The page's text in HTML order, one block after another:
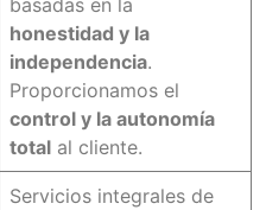
honestidad y la
independencia.
Proporcionamos el
control y la autonomía
total al cliente.
Servicios integrales de